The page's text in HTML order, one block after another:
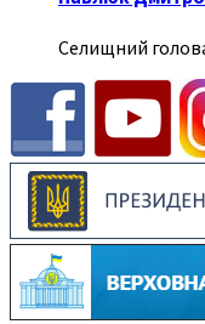
Селищний